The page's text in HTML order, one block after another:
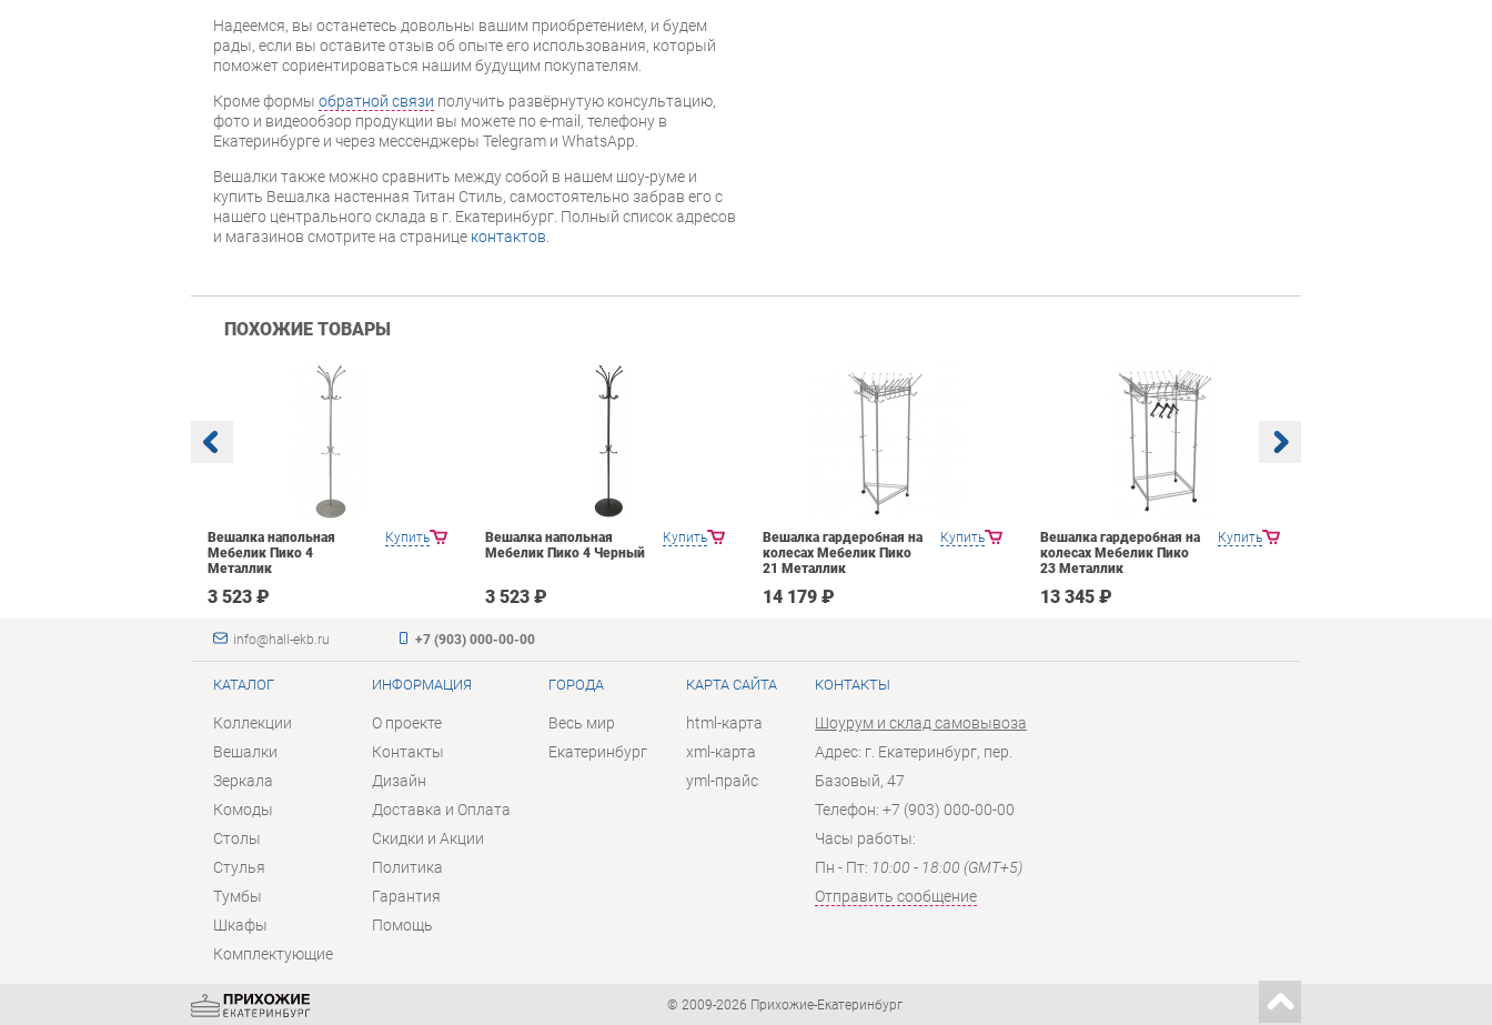
Надеемся, вы останетесь довольны вашим приобретением, и будем
рады, если вы оставите отзыв об опыте его использования, который
поможет сориентироваться нашим будущим покупателям.
Кроме формы обратной связи получить развёрнутую консультацию,
фото и видеообзор продукции вы можете по e-mail, телефону в
Екатеринбурге и через мессенджеры Telegram и WhatsApp.
Вешалки также можно сравнить между собой в нашем шоу-руме и
купить Вешалка настенная Титан Стиль, самостоятельно забрав его с
нашего центрального склада в г. Екатеринбург. Полный список адресов
и магазинов смотрите на странице контактов
ПОХОЖИЕ ТОВАРЫ
Купить
Вешалка напольная
Мебелик Пико 4
Металлик
3 523 ₽
Купить
Вешалка напольная
Мебелик Пико 4 Черный
3 523 ₽
Купить
Вешалка гардеробная на
колесах Мебелик Пико
21 Металлик
14 179 ₽
Купить
Вешалка гардеробная на
колесах Мебелик Пико
23 Металлик
13 345 ₽
info@hall-ekb.ru +7 (903) 000-00-00
КАТАЛОГ
Коллекции
Вешалки
Зеркала
Комоды
Столы
Стулья
Тумбы
Шкафы
Комплектующие
ИНФОРМАЦИЯ
О проекте
Контакты
Дизайн
Доставка и Оплата
Скидки и Акции
Политика
Гарантия
Помощь
ГОРОДА
Весь мир
Екатеринбург
КАРТА САЙТА
html-карта
xml-карта
yml-прайс
КОНТАКТЫ
Шоурум и склад самовывоза
Адрес: г. Екатеринбург, пер.
Базовый, 47
Телефон: +7 (903) 000-00-00
Часы работы:
Пн - Пт: 10:00 - 18:00 (GMT+5)
Отправить сообщение
© 2009-2026 Прихожие-Екатеринбург